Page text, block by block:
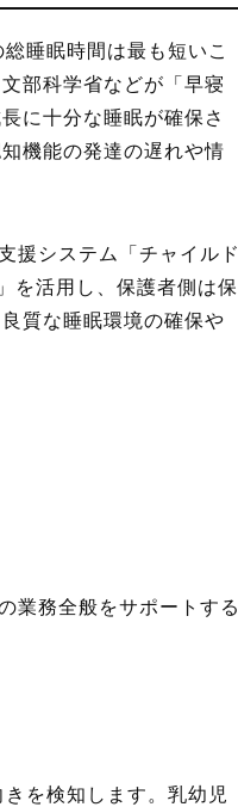
睡眠時間は最も短いこ
部科学省などが「早寝
に十分な睡眠が確保さ
機能の発達の遅れや情
援システム「チャイルド
活用し、保護者側は保
質な睡眠環境の確保や
業務全般をサポートする
を検知します。乳幼児